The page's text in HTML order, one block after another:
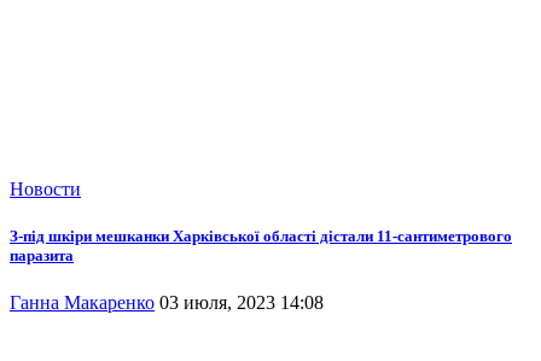
Новости
З-під шкіри мешканки Харківської області дістали 11-сантиметрового
паразита
Ганна Макаренко 03 июля, 2023 14:08